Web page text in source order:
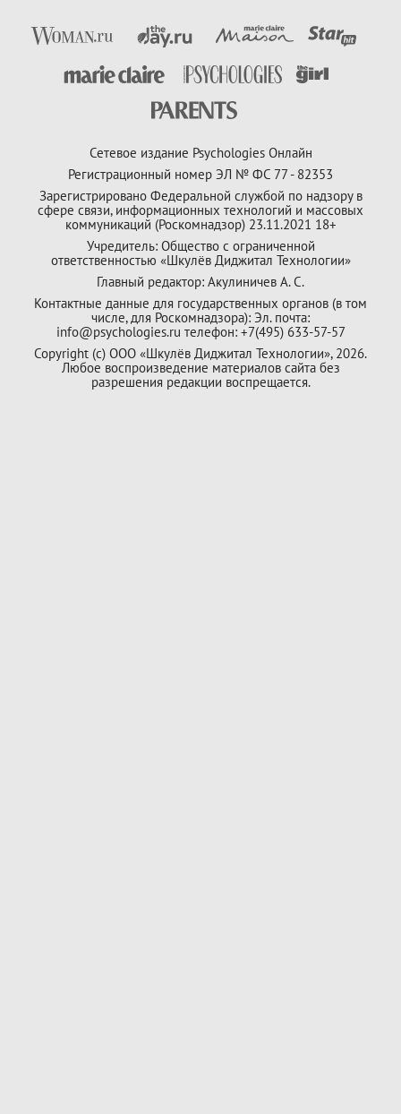
Сетевое издание Psychologies Онлайн
Регистрационный номер ЭЛ № ФС 77 - 82353
Зарегистрировано Федеральной службой по надзору в
сфере связи, информационных технологий и массовых
коммуникаций (Роскомнадзор) 23.11.2021 18+
Учредитель: Общество с ограниченной
ответственностью «Шкулёв Диджитал Технологии»
Главный редактор: Акулиничев А. С.
Контактные данные для государственных органов (в том
числе, для Роскомнадзора): Эл. почта:
info@psychologies.ru телефон: +7(495) 633-57-57
Copyright (с) ООО «Шкулёв Диджитал Технологии», 2026.
Любое воспроизведение материалов сайта без
разрешения редакции воспрещается.